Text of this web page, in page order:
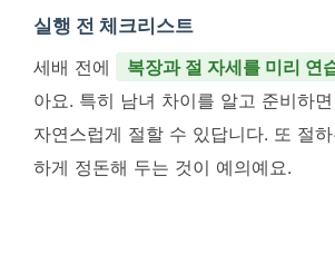
실행 전 체크리스트
세배 전에
복장과 절 자세를 미리 연
아요. 특히 남녀 차이를 알고 준비하
자연스럽게 절할 수 있답니다. 또 절
하게 정돈해 두는 것이 예의예요.